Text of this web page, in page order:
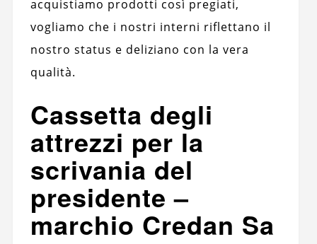
acquistiamo prodotti così pregiati,
vogliamo che i nostri interni riflettano il
nostro status e deliziano con la vera
qualità.
Cassetta degli
attrezzi per la
scrivania del
presidente –
marchio Credan Sa